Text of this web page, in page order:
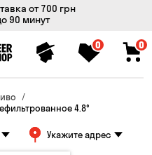
от 700 грн
90 минут
0 0
4.8°
Укажите адрес